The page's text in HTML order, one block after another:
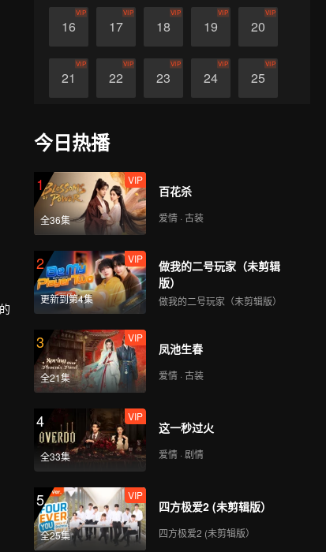
16
VIP
17
VIP
18
VIP
19
VIP
20
VIP
21
VIP
22
VIP
23
VIP
24
VIP
25
VIP
27
今日热播
1
全36集
VIP
百花杀
爱情 · 古装
2
更新到第4集
VIP
做我的二号玩家（未剪辑
版）
做我的二号玩家（未剪辑版）
3
全21集
VIP
凤池生春
爱情 · 古装
4
全33集
VIP
这一秒过火
爱情 · 剧情
5
全25集
VIP
四方极爱2 (未剪辑版）
四方极爱2 (未剪辑版）